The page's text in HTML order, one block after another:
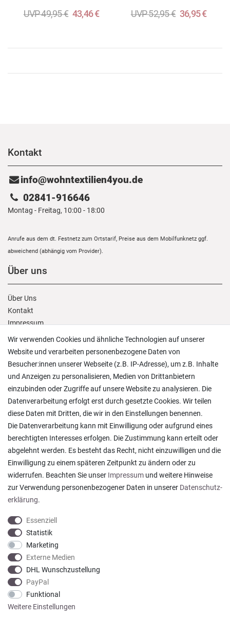
UVP 49,95 € 43,46 € UVP 52,95 € 36,95 €
Kontakt
info@wohntextilien4you.de
02841-916646
Montag - Freitag, 10:00 - 18:00
Anrufe aus dem dt. Festnetz zum Ortstarif, Preise aus dem Mobilfunknetz ggf.
abweichend (abhängig vom Provider).
Über uns
Über Uns
Kontakt
Impressum
AGB
Daten­schutz­erklärung
Kunden Service
Anmelden/Registrieren
Wunschliste
Warenkorb/Kasse
Widerrufs­recht
Vertrag widerrufen
Informationen
Versand und Zahlung
Rücksendungen
Lieferung in die Schweiz
Pflegesymbole
Lagerverkauf
Ratgeber & News
Wir verwenden Cookies und ähnliche Technologien auf unserer
Website und verarbeiten personenbezogene Daten von
Besucher:innen unserer Webseite (z.B. IP-Adresse), um z.B. Inhalte
und Anzeigen zu personalisieren, Medien von Drittanbietern
einzubinden oder Zugriffe auf unsere Website zu analysieren. Die
Datenverarbeitung erfolgt erst durch gesetzte Cookies. Wir teilen
diese Daten mit Dritten, die wir in den Einstellungen benennen.
Die Datenverarbeitung kann mit Einwilligung oder aufgrund eines
berechtigten Interesses erfolgen. Die Zustimmung kann erteilt oder
abgelehnt werden. Es besteht das Recht, nicht einzuwilligen und die
Einwilligung zu einem späteren Zeitpunkt zu ändern oder zu
widerrufen. Beachten Sie unser Impressum und weitere Hinweise
zur Verwendung personenbezogener Daten in unserer Daten­schutz­
erklärung.
Essenziell
Statistik
Marketing
Externe Medien
DHL Wunschzustellung
PayPal
Funktional
Weitere Einstellungen